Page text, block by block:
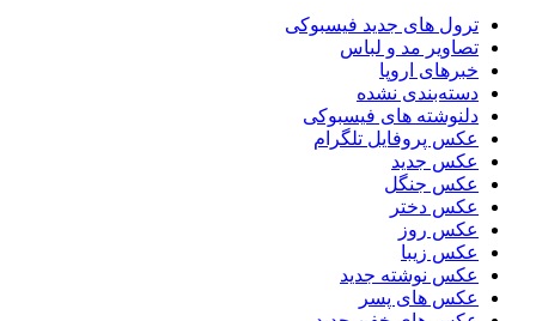
ترول های جدید فیسبوکی
تصاویر مد و لباس
خبرهای اروپا
دسته‌بندی نشده
دلنوشته های فیسبوکی
عکس پروفایل تلگرام
عکس جدید
عکس جنگل
عکس دختر
عکس روز
عکس زیبا
عکس نوشته جدید
عکس های پسر